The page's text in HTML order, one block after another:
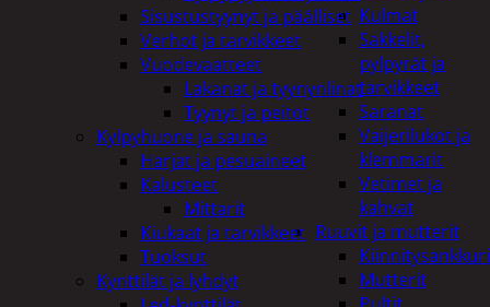
Kulmat
Sakkelit,
pylpyrät ja
tarvikkeet
Saranat
Vaijerilukot ja
klemmarit
Vetimet ja
kahvat
Ruuvit ja mutterit
Mutterit
Sisustustyynyt ja päälliset
Verhot ja tarvikkeet
Vuodevaatteet
Lakanat ja tyynynlinat
Tyynyt ja peitot
Kylpyhuone ja sauna
Harjat ja pesuaineet
Kalusteet
Mittarit
Kiukaat ja tarvikkeet
Tuoksut
Kynttilät ja lyhdyt